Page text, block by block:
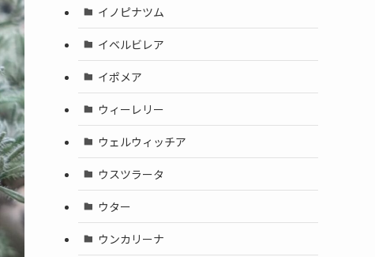
イノピナツム
イベルビレア
イポメア
ウィーレリー
ウェルウィッチア
ウスツラータ
ウター
ウンカリーナ